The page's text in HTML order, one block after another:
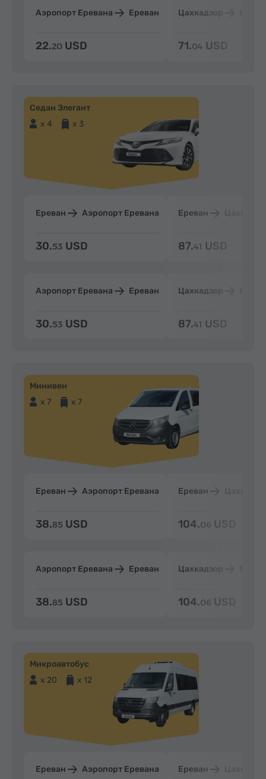
Аэропорт Еревана Ереван
22.20 USD
Цахкадзор
71.04 USD
Седан Элегант
x 4
x 3
Ереван Аэропорт Еревана
30.53 USD
Аэропорт Еревана Ереван
30.53 USD
Ереван
87.41 USD
Цахкадзор
87.41 USD
Минивен
x 7
x 7
Ереван Аэропорт Еревана
38.85 USD
Аэропорт Еревана Ереван
38.85 USD
Ереван
104.06 USD
Цахкадзор
104.06 USD
Микроавтобус
x 20
x 12
Ереван Аэропорт Еревана Ереван